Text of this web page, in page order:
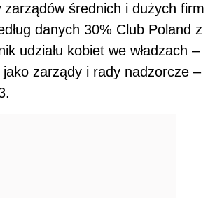
zarządów średnich i dużych firm
danych 30% Club Poland z
udziału kobiet we władzach –
zarządy i rady nadzorcze –